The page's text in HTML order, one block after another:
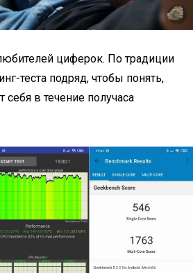
циферок. По традиции
теста подряд, чтобы понять,
себя в течение получаса